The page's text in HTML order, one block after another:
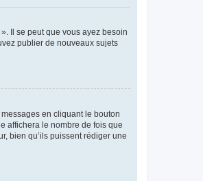
Il se peut que vous ayez besoin
publier de nouveaux sujets
en cliquant le bouton
affichera le nombre de fois que
bien qu’ils puissent rédiger une